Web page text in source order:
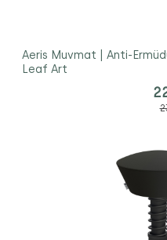
Aeris Muvmat | Anti-
Leaf Art